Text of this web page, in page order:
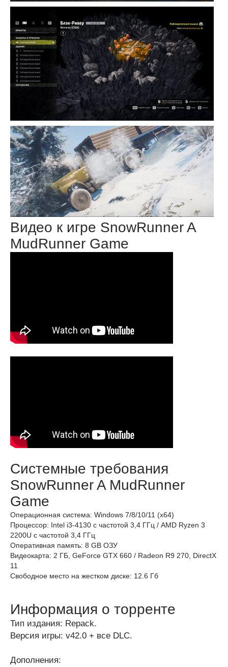
Видео к игре SnowRunner A
MudRunner Game
Системные требования
SnowRunner A MudRunner
Game
Операционная система: Windows 7/8/10/11 (х64)
Процессор: Intel i3-4130 с частотой 3,4 ГГц / AMD Ryzen 3
2200U с частотой 3,4 ГГц
Оперативная память: 8 GB ОЗУ
Видеокарта: 2 ГБ, GeForce GTX 660 / Radeon R9 270, DirectX
11
Свободное место на жестком диске: 12.6 Гб
Информация о торренте
Тип издания: Repack.
Версия игры: v42.0 + все DLC.
Дополнения: